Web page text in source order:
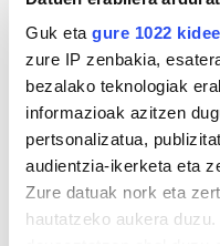
Guk eta gure 1022
zure IP zenbakia,
bezalako teknologiak
informazioak azitzen
pertsonalizatua,
audientzia-ikerketa eta
Zure datuak nork eta
hautatzeko aukera